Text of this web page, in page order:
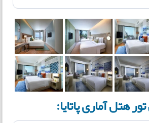
هتل آماری پاتایا: